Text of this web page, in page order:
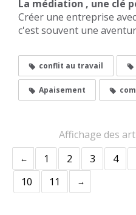
La médiation , une clé
Créer une entreprise
c'est souvent une
conflit au travail
Apaisement
Affichage des
1
2 3 4
10
11